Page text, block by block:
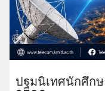
ปฐมนิเทศนักศึก